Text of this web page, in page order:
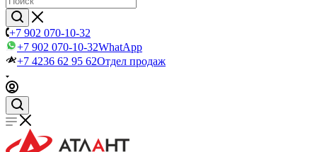
+7 902 070-10-32
+7 902 070-10-32WhatApp
+7 4236 62 95 62Отдел продаж